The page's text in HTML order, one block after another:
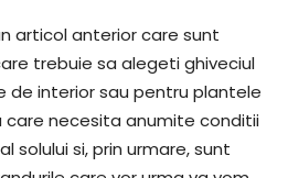
articol anterior care sunt
trebuie sa alegeti ghiveciul
de interior sau pentru plantele
care necesita anumite conditii
solului si, prin urmare, sunt